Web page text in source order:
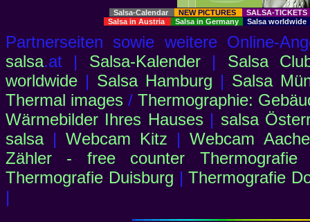
Salsa-Calendar NEW PICTURES
SALSA-
Salsa in Austria
Salsa in Germany Salsa worldwide
Partnerseiten sowie weitere Online-
salsa.at | Salsa-Kalender| Salsa
worldwide | Salsa Hamburg | Salsa
Thermal images / Thermographie:
Wärmebilder Ihres Hauses| salsa
salsa|Webcam Kitz |Webcam
Zähler - free counter Thermografie
Thermografie Duisburg |Thermografie
|